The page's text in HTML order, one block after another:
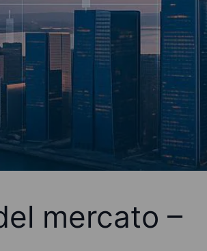
mercato –